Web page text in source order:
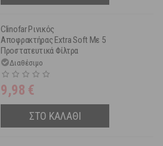
Clinofar Ρινικός
Αποφρακτήρας Extra Soft Με 5
Προστατευτικά Φίλτρα
Διαθέσιμο
9,98 €
ΣΤΟ ΚΑΛΑΘΙ